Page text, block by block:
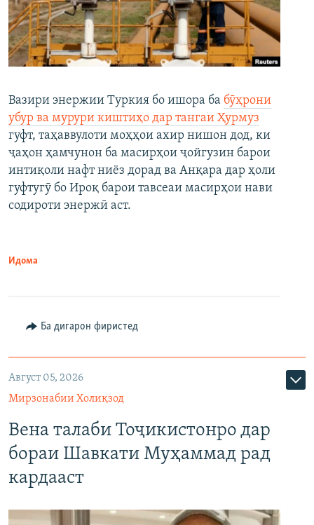
Вазири энержии Туркия бо ишора ба бӯҳрони
убур ва мурури киштиҳо дар тангаи Ҳурмуз
гуфт, таҳаввулоти моҳҳои ахир нишон дод, ки
ҷаҳон ҳамчунон ба масирҳои ҷойгузин барои
интиқоли нафт ниёз дорад ва Анқара дар ҳоли
гуфтугӯ бо Ироқ барои тавсеаи масирҳои нави
содироти энержӣ аст.
Идома
Ба дигарон фиристед
Август 05, 2026
Мирзонабии Холиқзод
Вена талаби Тоҷикистонро дар
бораи Шавкати Муҳаммад рад
кардааст